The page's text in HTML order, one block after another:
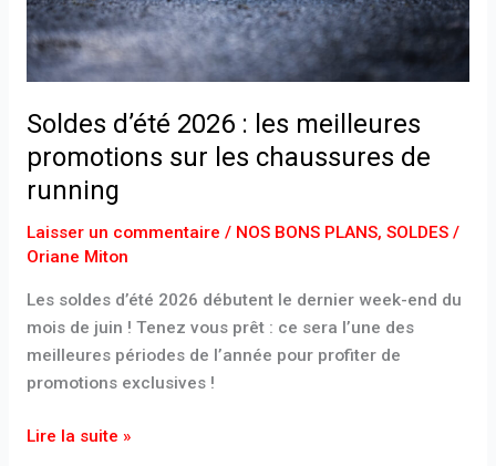
Soldes d’été 2026 : les meilleures
promotions sur les chaussures de
running
Laisser un commentaire / NOS BONS PLANS, SOLDES/
Oriane Miton
Les soldes d’été 2026 débutent le dernier week-end du
mois de juin ! Tenez vous prêt : ce sera l’une des
meilleures périodes de l’année pour profiter de
promotions exclusives !
les
chaussures
de
Lire la suite »